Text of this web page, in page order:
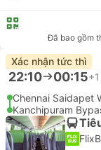
Đã bao gồm
Xác nhận tức thì
22:10 00:15+1
Chennai Saidapet
Kanchipuram